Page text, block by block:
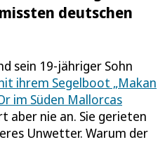
deutschen
sein 19-jähriger Sohn
ihrem Segelboot „Makan
im Süden Mallorcas
aber nie an. Sie gerieten
Unwetter. Warum der